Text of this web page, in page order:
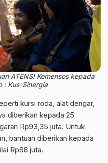
ATENSI Kemensos kepada
: Kus-Sinergia
kursi roda, alat dengar,
diberikan kepada 25
Rp93,35 juta. Untuk
bantuan diberikan kepada
Rp68 juta.